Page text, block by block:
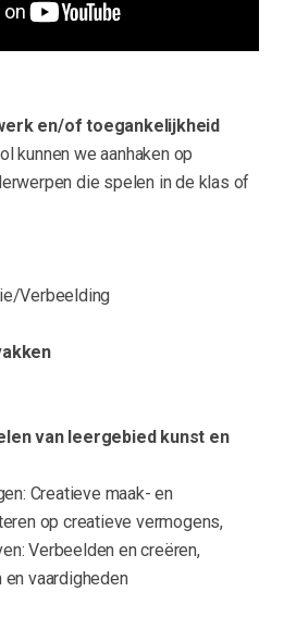
en/of toegankelijkheid
kunnen we aanhaken op
die spelen in de klas of
Verbeelding
van leergebied kunst en
Creatieve maak- en
op creatieve vermogens,
Verbeelden en creëren,
vaardigheden